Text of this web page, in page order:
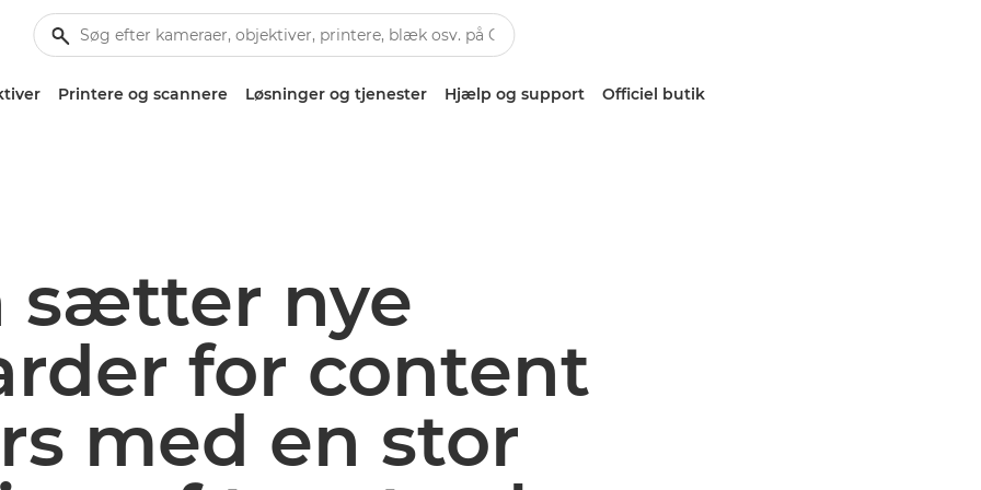
Printere og scannere Løsninger og tjenester Hjælp og support Officiel butik
sætter nye
for content
med en stor